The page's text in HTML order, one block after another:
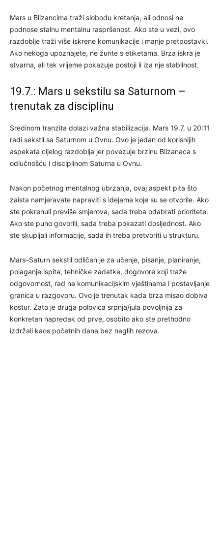
Mars u Blizancima traži slobodu kretanja, ali odnosi ne
podnose stalnu mentalnu raspršenost. Ako ste u vezi, ovo
razdoblje traži više iskrene komunikacije i manje pretpostavki.
Ako nekoga upoznajete, ne žurite s etiketama. Brza iskra je
stvarna, ali tek vrijeme pokazuje postoji li iza nje stabilnost.
19.7.: Mars u sekstilu sa Saturnom –
trenutak za disciplinu
Sredinom tranzita dolazi važna stabilizacija. Mars 19.7. u 20:11
radi sekstil sa Saturnom u Ovnu. Ovo je jedan od korisnijih
aspekata cijelog razdoblja jer povezuje brzinu Blizanaca s
odlučnošću i disciplinom Saturna u Ovnu.
Nakon početnog mentalnog ubrzanja, ovaj aspekt pita što
zaista namjeravate napraviti s idejama koje su se otvorile. Ako
ste pokrenuli previše smjerova, sada treba odabrati prioritete.
Ako ste puno govorili, sada treba pokazati dosljednost. Ako
ste skupljali informacije, sada ih treba pretvoriti u strukturu.
Mars–Saturn sekstil odličan je za učenje, pisanje, planiranje,
polaganje ispita, tehničke zadatke, dogovore koji traže
odgovornost, rad na komunikacijskim vještinama i postavljanje
granica u razgovoru. Ovo je trenutak kada brza misao dobiva
kostur. Zato je druga polovica srpnja/jula povoljnija za
konkretan napredak od prve, osobito ako ste prethodno
izdržali kaos početnih dana bez naglih rezova.